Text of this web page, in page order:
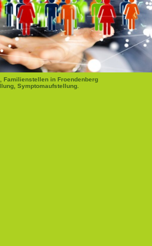
Familienstellen in Froendenberg
Symptomaufstellung.